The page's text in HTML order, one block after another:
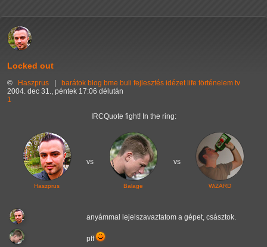
Locked out
© Haszprus barátok blog bme buli fejlesztés idézet life történelem tv
2004. dec 31., péntek 17:06 délután
1
IRCQuote fight! In the ring:
Haszprus
vs
Balage
vs
WiZARD
anyámmal lejelszavaztatom a gépet, császtok.
pff